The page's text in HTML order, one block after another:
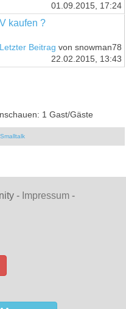
01.09.2015, 17:24
kaufen ?
Letzter Beitrag von snowman78
22.02.2015, 13:43
1 Gast/Gäste
- Impressum -